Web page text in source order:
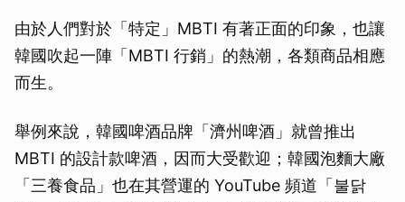
由於人們對於「特定」MBTI 有著正面的印象，也讓
韓國吹起一陣「MBTI 行銷」的熱潮，各類商品相應
而生。
舉例來說，韓國啤酒品牌「濟州啤酒」就曾推出
MBTI 的設計款啤酒，因而大受歡迎；韓國泡麵大廠
「三養食品」也在其營運的 YouTube 頻道「불닭